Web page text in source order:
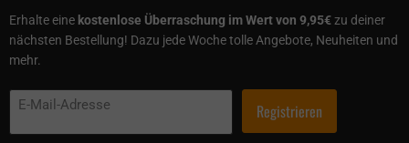
Erhalte eine kostenlose Überraschung im Wert von 9,95€zu deiner
nächsten Bestellung! Dazu jede Woche tolle Angebote, Neuheiten und
mehr.
E-Mail-Adresse Registrieren